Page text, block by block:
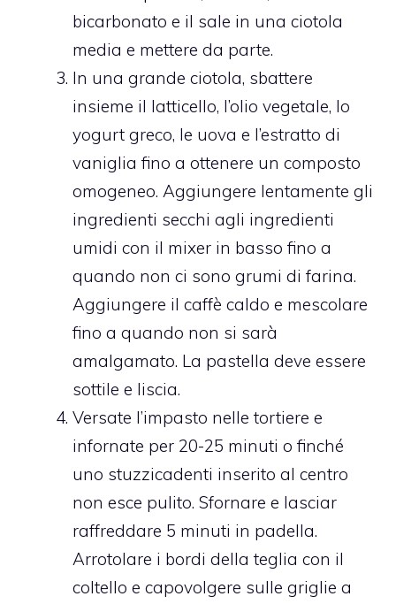
bicarbonato e il sale in una ciotola
media e mettere da parte.
In una grande ciotola, sbattere
insieme il latticello, l’olio vegetale, lo
yogurt greco, le uova e l’estratto di
vaniglia fino a ottenere un composto
omogeneo. Aggiungere lentamente gli
ingredienti secchi agli ingredienti
umidi con il mixer in basso fino a
quando non ci sono grumi di farina.
Aggiungere il caffè caldo e mescolare
fino a quando non si sarà
amalgamato. La pastella deve essere
sottile e liscia.
Versate l’impasto nelle tortiere e
infornate per 20-25 minuti o finché
uno stuzzicadenti inserito al centro
non esce pulito. Sfornare e lasciar
raffreddare 5 minuti in padella.
Arrotolare i bordi della teglia con il
coltello e capovolgere sulle griglie a